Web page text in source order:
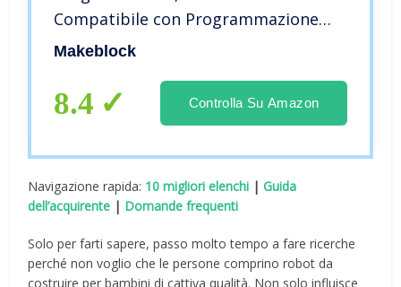
Compatibile con Programmazione
Scratch/Arduino, Regali per Bambini
Robot di Codifica Robotico Kit – Blu
Makeblock
8.4 Controlla Su Amazon
Navigazione rapida: 10 migliori elenchi |Guida
dell’acquirente | Domande frequenti
Solo per farti sapere, passo molto tempo a fare ricerche
perché non voglio che le persone comprino robot da
costruire per bambini di cattiva qualità. Non solo influisce